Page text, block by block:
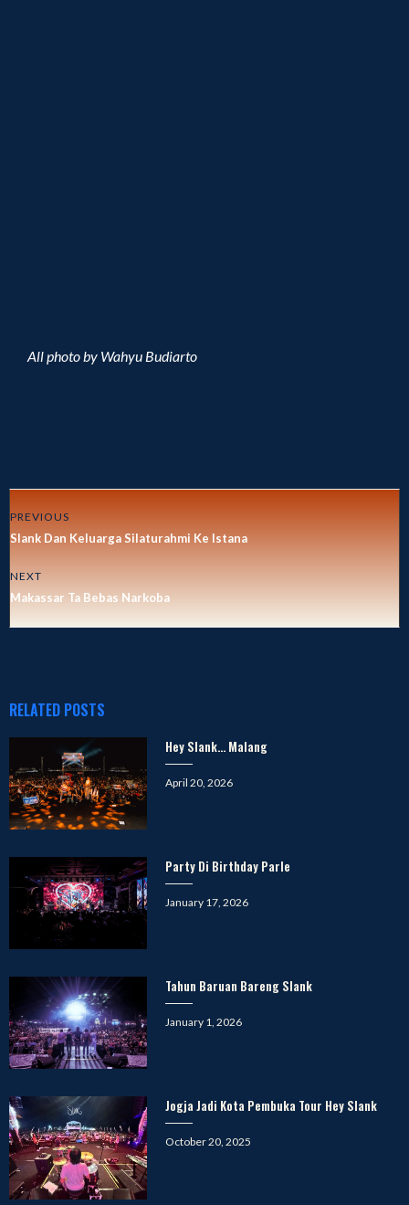
All photo by Wahyu Budiarto
PREVIOUS
Slank Dan Keluarga Silaturahmi Ke Istana
NEXT
Makassar Ta Bebas Narkoba
RELATED POSTS
Hey Slank… Malang
Posted
April 20, 2026
Party Di Birthday Parle
Posted
January 17, 2026
Tahun Baruan Bareng Slank
Posted
January 1, 2026
Jogja Jadi Kota Pembuka Tour Hey Slank
Posted
October 20, 2025